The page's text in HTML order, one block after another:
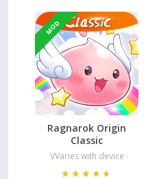
MOD
Ragnarok Origin
Classic
VVaries with device
★★★★★
★★★★★